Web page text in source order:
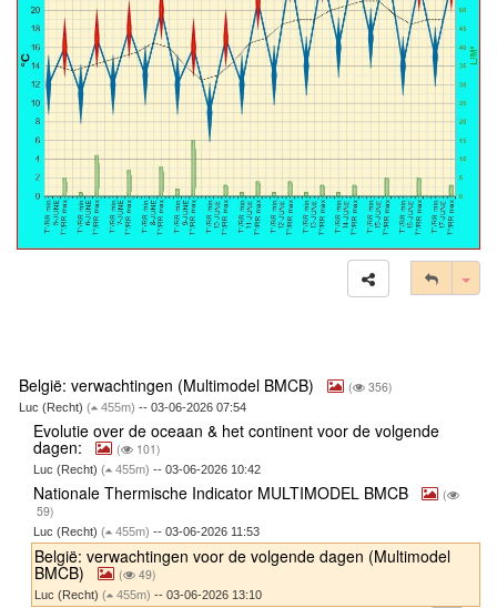
België: verwachtingen (Multimodel BMCB) ( 356)
Luc (Recht) ( 455m) -- 03-06-2026 07:54
Evolutie over de oceaan & het continent voor de volgende
dagen: ( 101)
Luc (Recht) ( 455m) -- 03-06-2026 10:42
Nationale Thermische Indicator MULTIMODEL BMCB
(
59)
Luc (Recht) ( 455m) -- 03-06-2026 11:53
België: verwachtingen voor de volgende dagen (Multimodel
BMCB) ( 49)
Luc (Recht) ( 455m) -- 03-06-2026 13:10